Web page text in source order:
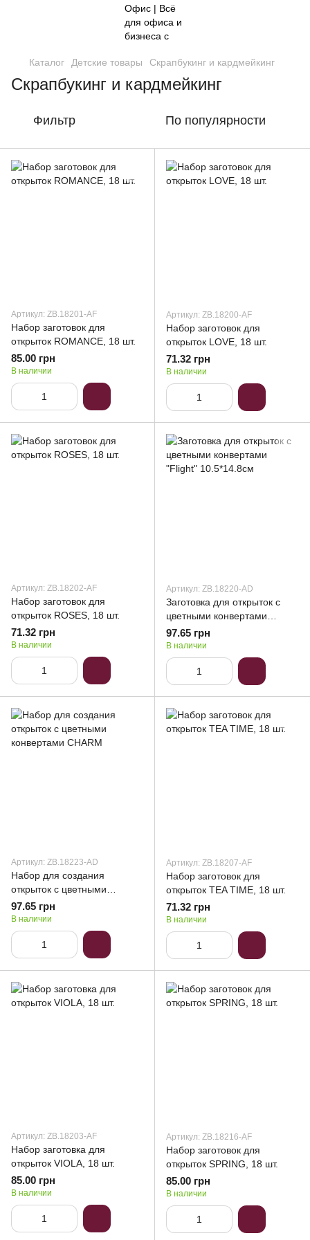
Каталог Детские товары Скрапбукинг и кардмейкинг
Скрапбукинг и кардмейкинг
Фильтр По популярности
Артикул: ZB.18201-AF
Набор заготовок для
открыток ROMANCE, 18 шт.
85.00 грн
В наличии
Артикул: ZB.18200-AF
Набор заготовок для
открыток LOVE, 18 шт.
71.32 грн
В наличии
Артикул: ZB.18202-AF
Набор заготовок для
открыток ROSES, 18 шт.
71.32 грн
В наличии
Артикул: ZB.18220-AD
Заготовка для открыток с
цветными конвертами
"Flight" 10.5*14.8см
97.65 грн
В наличии
Артикул: ZB.18223-AD
Набор для создания
открыток с цветными
конвертами CHARM
97.65 грн
В наличии
Артикул: ZB.18207-AF
Набор заготовок для
открыток TEA TIME, 18 шт.
71.32 грн
В наличии
Артикул: ZB.18203-AF
Набор заготовка для
открыток VIOLA, 18 шт.
85.00 грн
В наличии
Артикул: ZB.18216-AF
Набор заготовок для
открыток SPRING, 18 шт.
85.00 грн
В наличии